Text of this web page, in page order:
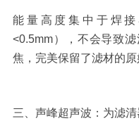
能量高度集中于焊
<0.5mm），不会导致
焦，完美保留了滤材的原
三、声峰超声波：为滤清